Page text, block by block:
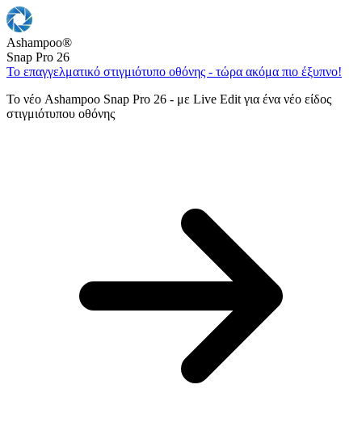
Ashampoo®
Snap Pro 26
Το επαγγελματικό στιγμιότυπο οθόνης - τώρα ακόμα πιο έξυπνο!
Το νέο Ashampoo Snap Pro 26 - με Live Edit για ένα νέο είδος
στιγμιότυπου οθόνης